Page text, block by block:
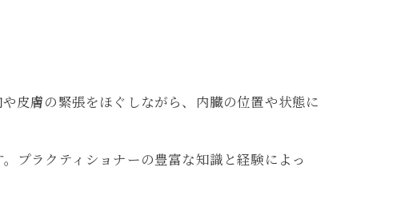
皮膚の緊張をほぐしながら、内臓の位置や状態に
プラクティショナーの豊富な知識と経験によっ